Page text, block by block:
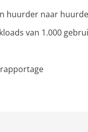
huurder naar
van 1.000